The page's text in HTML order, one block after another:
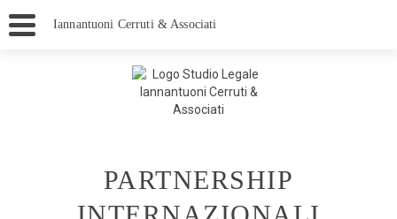
Iannantuoni Cerruti & Associati
PARTNERSHIP